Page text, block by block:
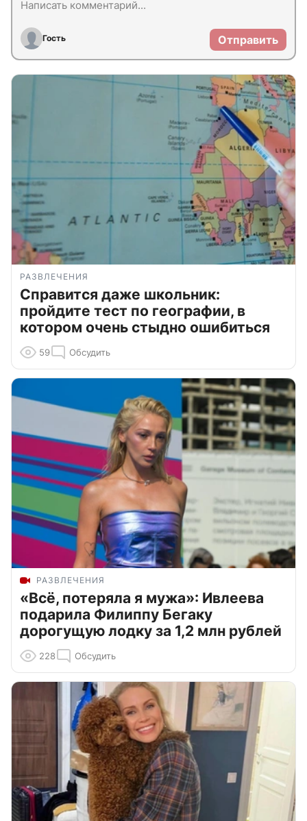
Гость Отправить
РАЗВЛЕЧЕНИЯ
Справится даже школьник:
пройдите тест по географии, в
котором очень стыдно ошибиться
59 Обсудить
РАЗВЛЕЧЕНИЯ
«Всё, потеряла я мужа»: Ивлеева
подарила Филиппу Бегаку
дорогущую лодку за 1,2 млн рублей
228 Обсудить